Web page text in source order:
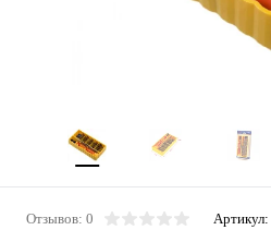
Отзывов: 0 Артикул: